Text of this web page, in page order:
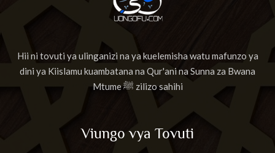
Hii ni tovuti ya ulinganizi na ya kuelemisha watu mafunzo ya
dini ya Kiislamu kuambatana na Qur'ani na Sunna za Bwana
Mtume ﷺ zilizo sahihi
Viungo vya Tovuti